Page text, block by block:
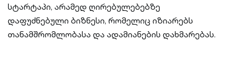
სტარტაპი, არამედ ღირებულებებზე
დაფუძნებული ბიზნესი, რომელიც იზიარებს
თანამშრომლობასა და ადამიანების დახმარებას.